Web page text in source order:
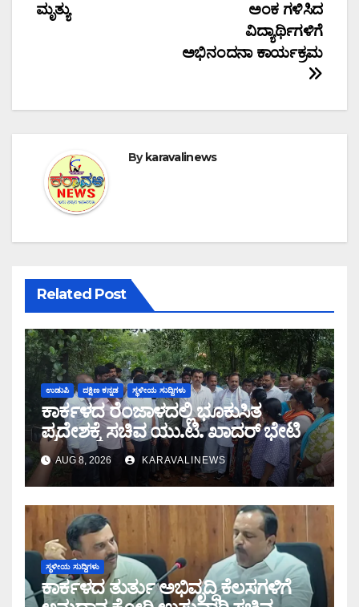
ಅಂಕ ಗಳಿಸಿದ
ವಿದ್ಯಾರ್ಥಿಗಳಿಗೆ
ಅಭಿನಂದನಾ ಕಾರ್ಯಕ್ರಮ
ಮೃತ್ಯು
By karavalinews
Related Post
ಉಡುಪಿ ದಕ್ಷಿಣ ಕನ್ನಡ ಸ್ಥಳೀಯ ಸುದ್ದಿಗಳು
ಕಾರ್ಕಳದ ರೆಂಜಾಳದಲ್ಲಿ ಭೂಕುಸಿತ
ಪ್ರದೇಶಕ್ಕೆ ಸಚಿವ ಯು.ಟಿ. ಖಾದರ್ ಭೇಟಿ
AUG 8, 2026 KARAVALINEWS
ಸ್ಥಳೀಯ ಸುದ್ದಿಗಳು
ಕಾರ್ಕಳದ ತುರ್ತು ಅಭಿವೃದ್ಧಿ ಕೆಲಸಗಳಿಗೆ